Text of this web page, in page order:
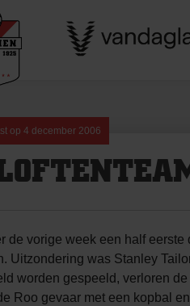
op 4 december 2006
de vorige week een half
Uitzondering was Stanley
worden gespeeld, verloren
Roo gevaar met een kopbal